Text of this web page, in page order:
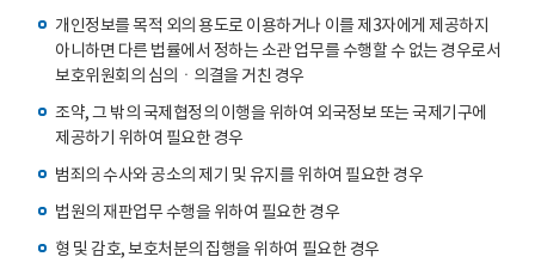
개인정보를 목적 외의 용도로 이용하거나 이를 제3자에게 제공하지
아니하면 다른 법률에서 정하는 소관 업무를 수행할 수 없는 경우로서
보호위원회의 심의ㆍ의결을 거친 경우
조약, 그 밖의 국제협정의 이행을 위하여 외국정보 또는 국제기구에
제공하기 위하여 필요한 경우
범죄의 수사와 공소의 제기 및 유지를 위하여 필요한 경우
법원의 재판업무 수행을 위하여 필요한 경우
형 및 감호, 보호처분의 집행을 위하여 필요한 경우